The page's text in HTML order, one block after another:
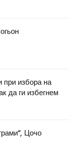
при избора на
да ги избегнем
Цочо